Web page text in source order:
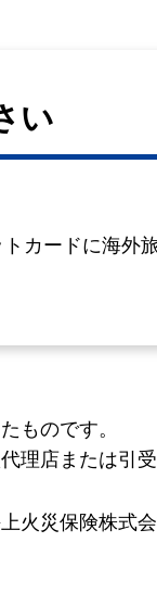
い
カードに海外
ものです。
理店または引
火災保険株式